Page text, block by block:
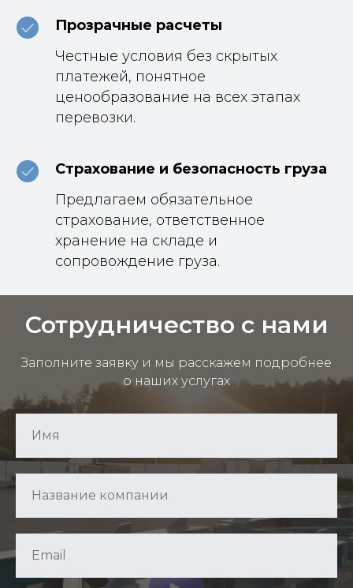
Прозрачные расчеты
Честные условия без скрытых
платежей, понятное
ценообразование на всех этапах
перевозки.
Страхование и безопасность груза
Предлагаем обязательное
страхование, ответственное
хранение на складе и
сопровождение груза.
Сотрудничество с нами
Заполните заявку и мы расскажем подробнее
о наших услугах